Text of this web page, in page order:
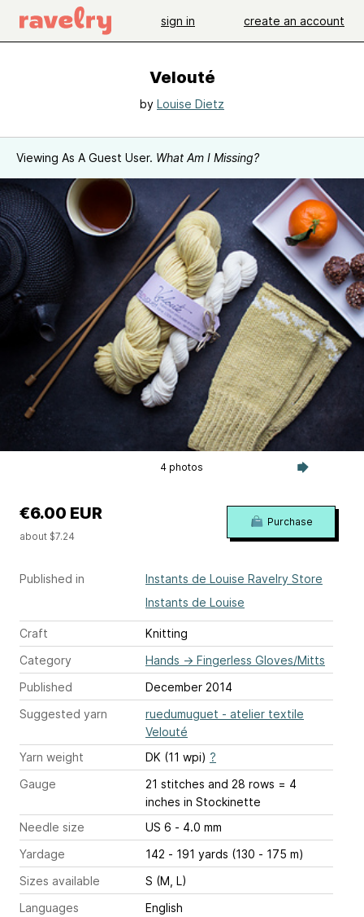
sign in create an account
Velouté
by Louise Dietz
Viewing As A Guest User. What Am I Missing?
4 photos
Published in
Instants de Louise Ravelry Store
Instants de Louise
Craft
Knitting
Category
Hands → Fingerless Gloves/Mitts
Published
December 2014
Suggested yarn
ruedumuguet - atelier textile
Velouté
Yarn weight
DK (11 wpi) ?
Gauge
21 stitches and 28 rows = 4
inches in Stockinette
Needle size
US 6 - 4.0 mm
Yardage
142 - 191 yards (130 - 175 m)
Sizes available
S (M, L)
Languages
English
€6.00 EUR
about $7.24
Purchase